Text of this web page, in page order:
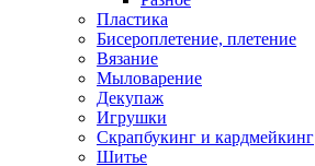
Пластика
Бисероплетение, плетение
Вязание
Мыловарение
Декупаж
Игрушки
Скрапбукинг и кардмейкинг
Шитье